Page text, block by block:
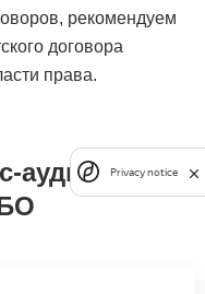
рекомендуем
договора
права.
аудит учёта
Privacy notice